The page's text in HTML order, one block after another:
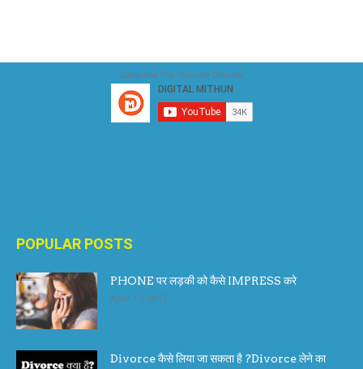
Subscribe Our Youtube Channel
POPULAR POSTS
PHONE पर लड़की को कैसे IMPRESS करे
April 17, 2017
Divorce कैसे लिया जा सकता है ?Divorce लेने का